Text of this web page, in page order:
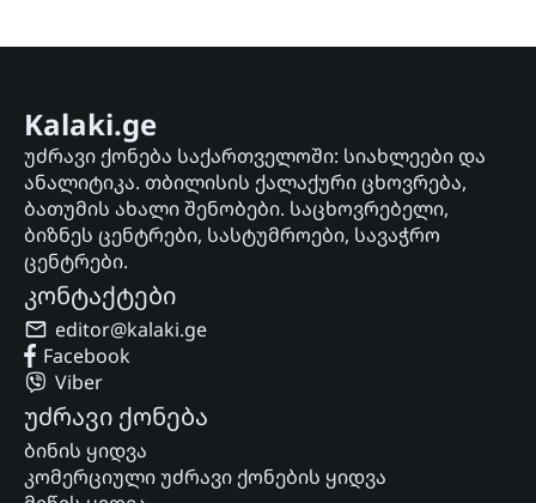
Kalaki.ge
უძრავი ქონება საქართველოში: სიახლეები და
ანალიტიკა. თბილისის ქალაქური ცხოვრება,
ბათუმის ახალი შენობები. საცხოვრებელი,
ბიზნეს ცენტრები, სასტუმროები, სავაჭრო
ცენტრები.
კონტაქტები
editor@kalaki.ge
Facebook
Viber
უძრავი ქონება
ბინის ყიდვა
კომერციული უძრავი ქონების ყიდვა